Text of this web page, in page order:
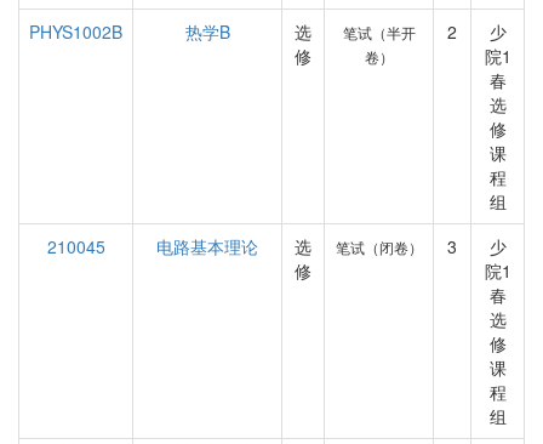
PHYS1002B
热学B
选
修
笔试（半开
卷）
2
少
院1
春
选
修
课
程
组
210045
电路基本理论
选
修
笔试（闭卷） 3
少
院1
春
选
修
课
程
组